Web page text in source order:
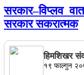
सरकार–विप्लव
सरकार सकरात्मक
हिमशिखर
१९ फाल्गुन